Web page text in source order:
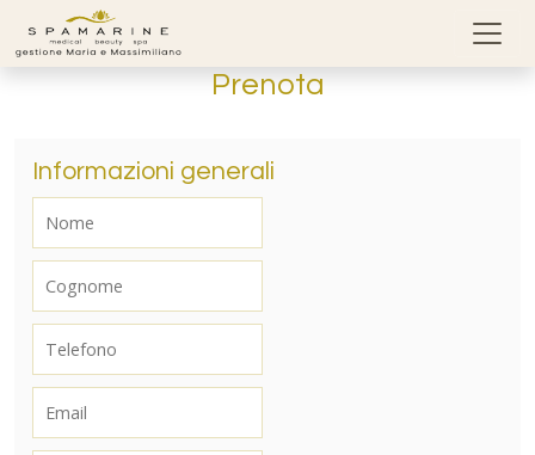
Skip to content
Prenota
Informazioni generali